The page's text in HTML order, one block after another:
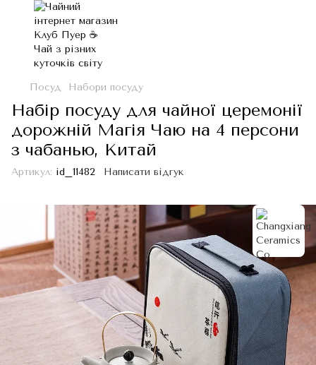
Посуд Набори посуду
Набір посуду для чайної церемонії
дорожній Магія Чаю на 4 персони
з чабанью, Китай
Артикул: id_11482 Написати відгук